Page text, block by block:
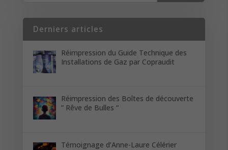
Derniers articles
Réimpression du Guide Technique des
Installations de Gaz par Copraudit
Réimpression des Boîtes de découverte
” Rêve de Bulles “
Témoignage d’Anne-Laure Célérier